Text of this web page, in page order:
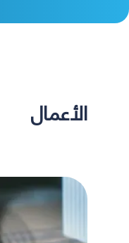
الأعمال